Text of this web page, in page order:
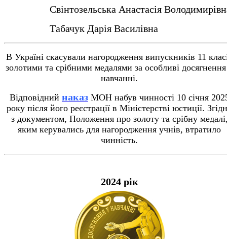
Свінтозельська Анастасія
Табачук Дарія Василівна
В Україні скасували нагородження випускників 11
золотими та срібними медалями за особливі
навчанні.
Відповідний наказМОН набув чинності 10 січня
року після його реєстрації в Міністерстві юстиції.
з документом, Положення про золоту та срібну
яким керувались для нагородження учнів, втратило
чинність.
2024 рік